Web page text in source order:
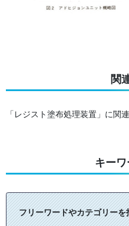
関
「レジスト塗布処理装置」に関
キー
フリーワードやカテゴリー